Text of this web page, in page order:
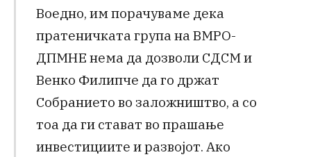
Воедно, им порачуваме дека
пратеничката група на ВМРО-
ДПМНЕ нема да дозволи СДСМ и
Венко Филипче да го држат
Собранието во заложништво, а со
тоа да ги стават во прашање
инвестициите и развојот. Ако